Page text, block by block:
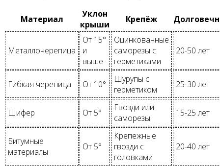
Материал
Уклон
крыши
Крепёж
Металлочерепица
От 15°
и
выше
Оцинкованные
саморезы с
герметиками
20-50 лет
Гибкая черепица От 10°
Шурупы с
герметиком
25-30 лет
Шифер От 5°
Гвозди или
саморезы
15-25 лет
Битумные
материалы
От 5°
Крепежные
гвозди с
головками
20-40 лет